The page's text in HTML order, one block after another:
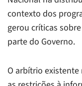
contexto dos
gerou críticas
parte do Governo.
O arbítrio